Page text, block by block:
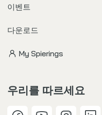
이벤트
다운로드
My Spierings
우리를 따르세요